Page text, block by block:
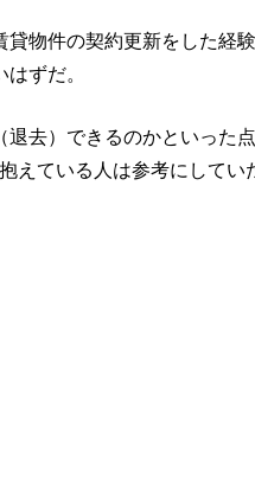
貸物件の契約更新をした経
ずだ。
去）できるのかといった
えている人は参考にしてい